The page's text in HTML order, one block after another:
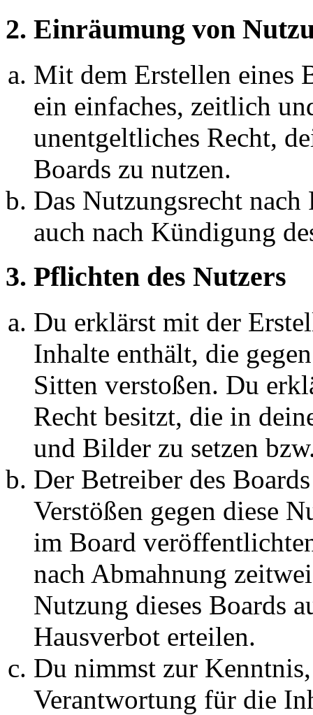
2. Einräumung von
Mit dem Erstellen eines
ein einfaches, zeitlich
unentgeltliches Recht,
Boards zu nutzen.
Das Nutzungsrecht
auch nach Kündigung
3. Pflichten des Nutzers
Du erklärst mit der
Inhalte enthält, die
Sitten verstoßen. Du
Recht besitzt, die in
und Bilder zu setzen
Der Betreiber des
Verstößen gegen diese
im Board
nach Abmahnung
Nutzung dieses Boards
Hausverbot erteilen.
Du nimmst zur
Verantwortung für die